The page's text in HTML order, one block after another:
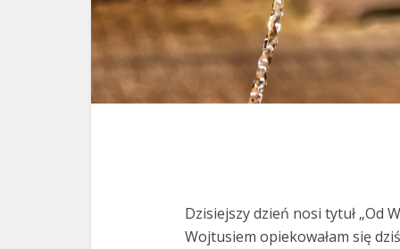
Dzisiejszy dzień nosi tytuł „Od
Wojtusiem opiekowałam się